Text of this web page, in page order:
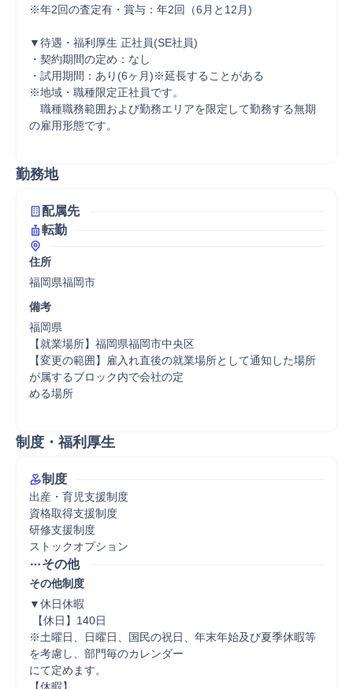
※年2回の査定有・賞与：年2回（6月と12月)
▼待遇・福利厚生 正社員(SE社員)
・契約期間の定め：なし
・試用期間：あり(6ヶ月)※延長することがある
※地域・職種限定正社員です。
職種職務範囲および勤務エリアを限定して勤務する無期
の雇用形態です。
勤務地
配属先
転勤
住所
福岡県福岡市
備考
福岡県
【就業場所】福岡県福岡市中央区
【変更の範囲】雇入れ直後の就業場所として通知した場所
が属するブロック内で会社の定
める場所
制度・福利厚生
制度
出産・育児支援制度
資格取得支援制度
研修支援制度
ストックオプション
その他
その他制度
▼休日休暇
※土曜日、日曜日、国民の祝日、年末年始及び夏季休暇等
を考慮し、部門毎のカレンダー
にて定めます。